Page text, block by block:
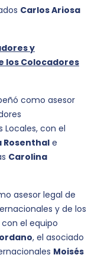
Carlos Ariosa
y
los Colocadores
como asesor
Locales, con el
Rosenthale
Carolina
asesor legal de
y de los
con el equipo
, el asociado
Moisés